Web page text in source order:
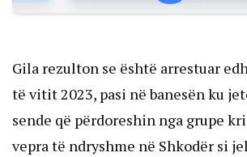
Gila rezulton se është arrestuar
të vitit 2023, pasi në banesën ku
sende që përdoreshin nga grupe
vepra të ndryshme në Shkodër si